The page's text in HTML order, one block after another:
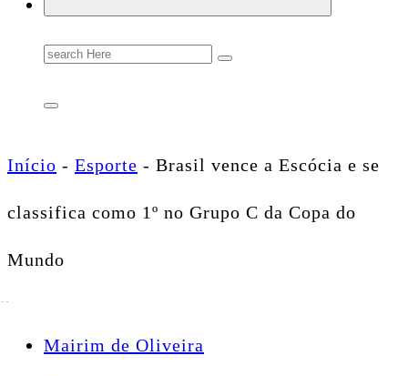
Search
for:
Início - Esporte - Brasil vence a Escócia e se
classifica como 1º no Grupo C da Copa do
Mundo
Mairim de Oliveira